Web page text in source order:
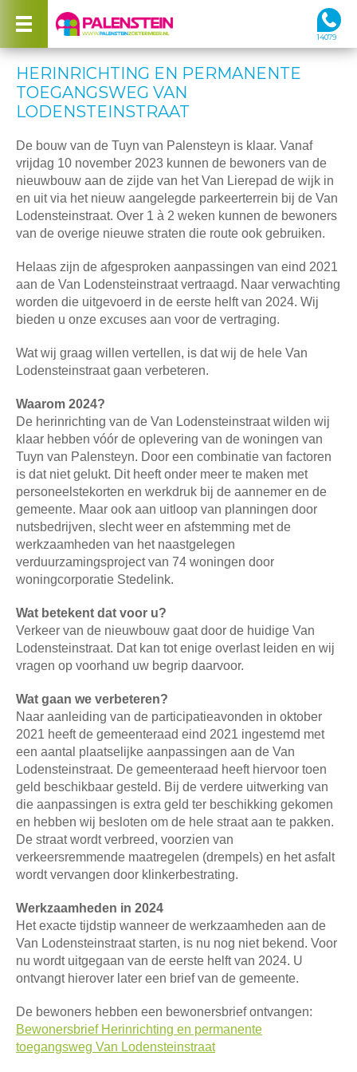
14079
HERINRICHTING EN PERMANENTE
TOEGANGSWEG VAN
LODENSTEINSTRAAT
De bouw van de Tuyn van Palensteyn is klaar. Vanaf
vrijdag 10 november 2023 kunnen de bewoners van de
nieuwbouw aan de zijde van het Van Lierepad de wijk in
en uit via het nieuw aangelegde parkeerterrein bij de Van
Lodensteinstraat. Over 1 à 2 weken kunnen de bewoners
van de overige nieuwe straten die route ook gebruiken.
Helaas zijn de afgesproken aanpassingen van eind 2021
aan de Van Lodensteinstraat vertraagd. Naar verwachting
worden die uitgevoerd in de eerste helft van 2024. Wij
bieden u onze excuses aan voor de vertraging.
Wat wij graag willen vertellen, is dat wij de hele Van
Lodensteinstraat gaan verbeteren.
Waarom 2024?
De herinrichting van de Van Lodensteinstraat wilden wij
klaar hebben vóór de oplevering van de woningen van
Tuyn van Palensteyn. Door een combinatie van factoren
is dat niet gelukt. Dit heeft onder meer te maken met
personeelstekorten en werkdruk bij de aannemer en de
gemeente. Maar ook aan uitloop van planningen door
nutsbedrijven, slecht weer en afstemming met de
werkzaamheden van het naastgelegen
verduurzamingsproject van 74 woningen door
woningcorporatie Stedelink.
Wat betekent dat voor u?
Verkeer van de nieuwbouw gaat door de huidige Van
Lodensteinstraat. Dat kan tot enige overlast leiden en wij
vragen op voorhand uw begrip daarvoor.
Wat gaan we verbeteren?
Naar aanleiding van de participatieavonden in oktober
2021 heeft de gemeenteraad eind 2021 ingestemd met
een aantal plaatselijke aanpassingen aan de Van
Lodensteinstraat. De gemeenteraad heeft hiervoor toen
geld beschikbaar gesteld. Bij de verdere uitwerking van
die aanpassingen is extra geld ter beschikking gekomen
en hebben wij besloten om de hele straat aan te pakken.
De straat wordt verbreed, voorzien van
verkeersremmende maatregelen (drempels) en het asfalt
wordt vervangen door klinkerbestrating.
Werkzaamheden in 2024
Het exacte tijdstip wanneer de werkzaamheden aan de
Van Lodensteinstraat starten, is nu nog niet bekend. Voor
nu wordt uitgegaan van de eerste helft van 2024. U
ontvangt hierover later een brief van de gemeente.
De bewoners hebben een bewonersbrief ontvangen:
Bewonersbrief Herinrichting en permanente
toegangsweg Van Lodensteinstraat